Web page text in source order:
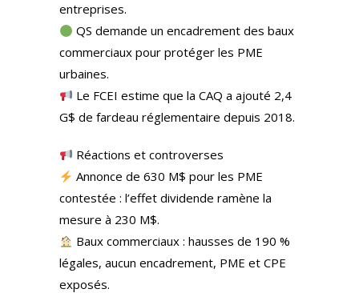
entreprises.
QS demande un encadrement des baux
commerciaux pour protéger les PME
urbaines.
Le FCEI estime que la CAQ a ajouté 2,4
G$ de fardeau réglementaire depuis 2018.
Réactions et controverses
Annonce de 630 M$ pour les PME
contestée : l’effet dividende ramène la
mesure à 230 M$.
Baux commerciaux : hausses de 190 %
légales, aucun encadrement, PME et CPE
exposés.